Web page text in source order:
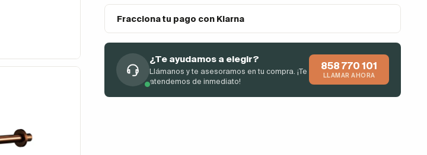
Fracciona tu pago con Klarna
¿Te ayudamos a elegir?
Llámanos y te asesoramos en tu compra. ¡Te
atendemos de inmediato!
858 770 101
LLAMAR AHORA